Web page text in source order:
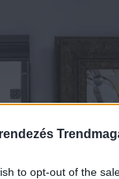
to opt-out of the